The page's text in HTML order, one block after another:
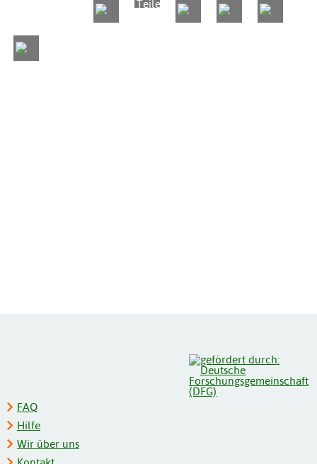
FAQ
Hilfe
Wir über uns